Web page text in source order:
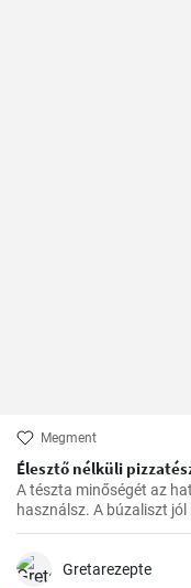
Megment
Élesztő nélküli
A tészta minőségét az
használsz. A búzaliszt
szeretnél, használj
Gretarezepte